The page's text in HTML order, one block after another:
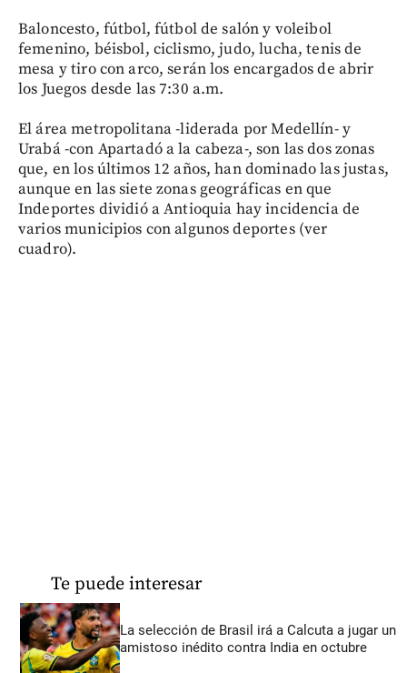
Baloncesto, fútbol, fútbol de salón y voleibol
femenino, béisbol, ciclismo, judo, lucha, tenis de
mesa y tiro con arco, serán los encargados de abrir
los Juegos desde las 7:30 a.m.
El área metropolitana -liderada por Medellín- y
Urabá -con Apartadó a la cabeza-, son las dos zonas
que, en los últimos 12 años, han dominado las justas,
aunque en las siete zonas geográficas en que
Indeportes dividió a Antioquia hay incidencia de
varios municipios con algunos deportes (ver
cuadro).
Te puede interesar
La selección de Brasil irá a Calcuta a jugar un
amistoso inédito contra India en octubre